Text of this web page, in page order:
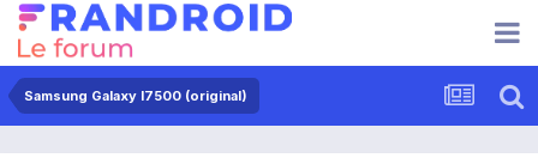
Samsung Galaxy I7500 (original)